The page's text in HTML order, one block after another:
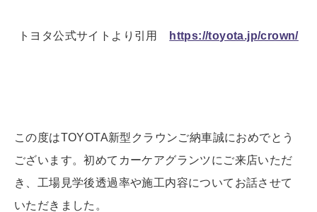
トヨタ公式サイトより引用 https://toyota.jp/crown/
この度はTOYOTA新型クラウンご納車誠におめでとう
ございます。初めてカーケアグランツにご来店いただ
き、工場見学後透過率や施工内容についてお話させて
いただきました。